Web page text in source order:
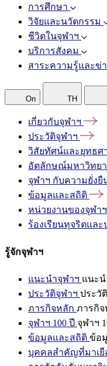
การศึกษา
วิจัยและนวัตกรรม
ชีวิตในจุฬาฯ
บริการสังคม
สาระความรู้และข่
On TH
เกี่ยวกับจุฬาฯ
ประวัติจุฬาฯ
วิสัยทัศน์และยุทธศ
อัตลักษณ์มหาวิทย
จุฬาฯ กับความยั่งยื
ข้อมูลและสถิติ
หน่วยงานของจุฬาฯ
ร้องเรียนทุจริตแล
รู้จักจุฬาฯ
แนะนำจุฬาฯ แนะน
ประวัติจุฬาฯ ประวั
ภารกิจหลัก ภารกิจ
จุฬาฯ 100 ปี จุฬาฯ
ข้อมูลและสถิติ ข้อ
บุคคลสำคัญที่มาเยื